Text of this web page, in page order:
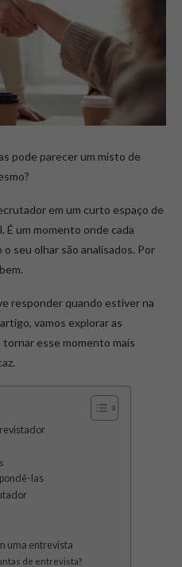
pode parecer um misto de
em um curto espaço de
É um momento onde cada
seu olhar são analisados. Por
responder quando estiver na
vamos explorar as
esse momento mais
las
uma entrevista
de entrevista?